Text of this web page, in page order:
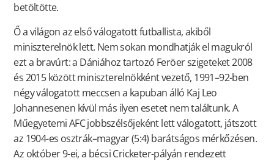
betöltötte.
Ő a világon az első válogatott futballista, akiből
miniszterelnök lett. Nem sokan mondhatják el magukról
ezt a bravúrt: a Dániához tartozó Feröer szigeteket 2008
és 2015 között miniszterelnökként vezető, 1991–92-ben
négy válogatott meccsen a kapuban álló Kaj Leo
Johannesenen kívül más ilyen esetet nem találtunk. A
Műegyetemi AFC jobbszélsőjeként lett válogatott, játszott
az 1904-es osztrák–magyar (5:4) barátságos mérkőzésen.
Az október 9-ei, a bécsi Cricketer-pályán rendezett